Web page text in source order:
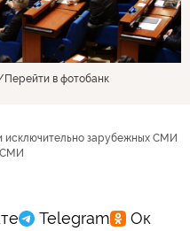
Перейти в фотобанк
зарубежных СМИ